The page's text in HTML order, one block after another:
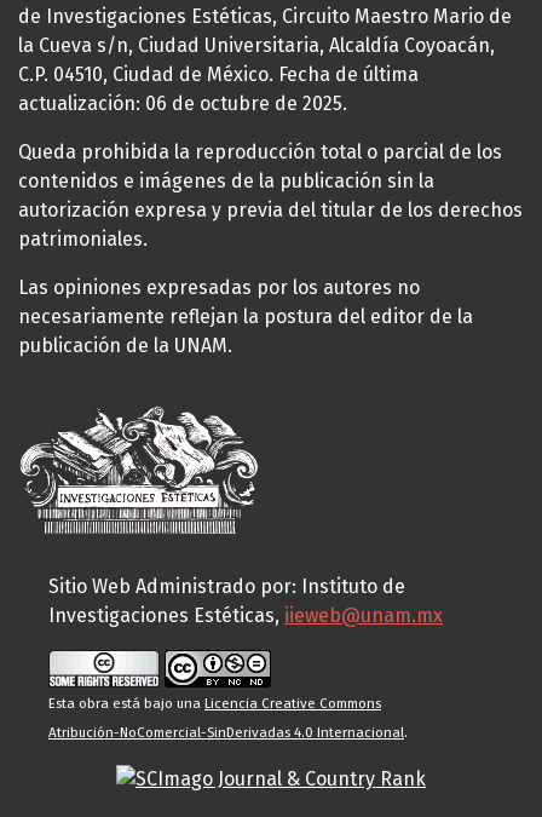
de Investigaciones Estéticas, Circuito Maestro Mario de
la Cueva s/n, Ciudad Universitaria, Alcaldía Coyoacán,
C.P. 04510, Ciudad de México. Fecha de última
actualización: 06 de octubre de 2025.
Queda prohibida la reproducción total o parcial de los
contenidos e imágenes de la publicación sin la
autorización expresa y previa del titular de los derechos
patrimoniales.
Las opiniones expresadas por los autores no
necesariamente reflejan la postura del editor de la
publicación de la UNAM.
Sitio Web Administrado por: Instituto de
Investigaciones Estéticas, iieweb@unam.mx
Esta obra está bajo una Licencia Creative Commons
Atribución-NoComercial-SinDerivadas 4.0 Internacional.